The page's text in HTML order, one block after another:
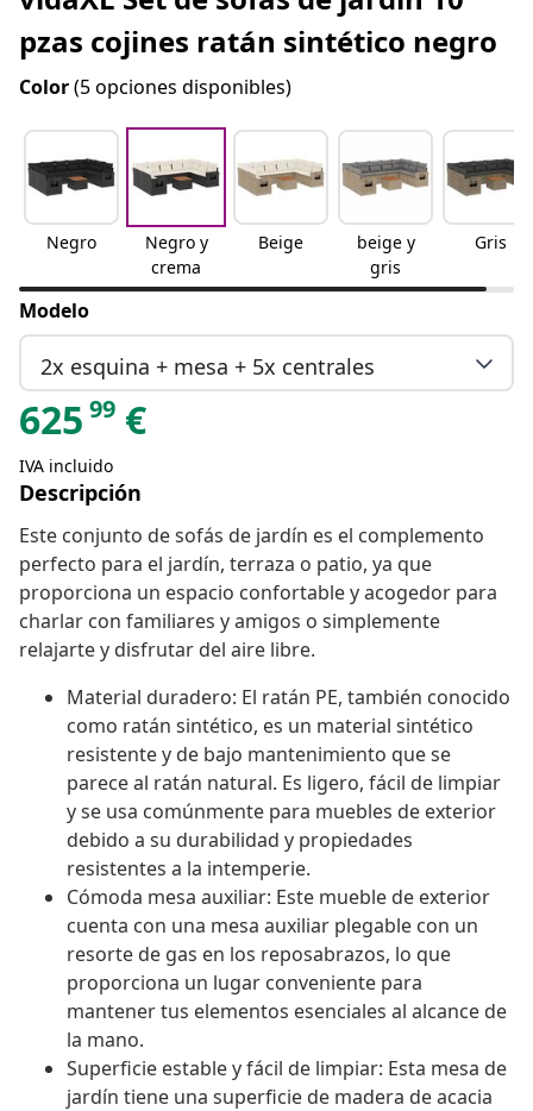
pzas cojines ratán sintético negro
Color(5 opciones disponibles)
Negro
Negro y
crema
Beige
beige y
gris
Gris
Modelo
2x esquina + mesa + 5x centrales
625 99 €
IVA incluido
Descripción
Este conjunto de sofás de jardín es el complemento
perfecto para el jardín, terraza o patio, ya que
proporciona un espacio confortable y acogedor para
charlar con familiares y amigos o simplemente
relajarte y disfrutar del aire libre.
Material duradero: El ratán PE, también conocido
como ratán sintético, es un material sintético
resistente y de bajo mantenimiento que se
parece al ratán natural. Es ligero, fácil de limpiar
y se usa comúnmente para muebles de exterior
debido a su durabilidad y propiedades
resistentes a la intemperie.
Cómoda mesa auxiliar: Este mueble de exterior
cuenta con una mesa auxiliar plegable con un
resorte de gas en los reposabrazos, lo que
proporciona un lugar conveniente para
mantener tus elementos esenciales al alcance de
la mano.
Superficie estable y fácil de limpiar: Esta mesa de
jardín tiene una superficie de madera de acacia